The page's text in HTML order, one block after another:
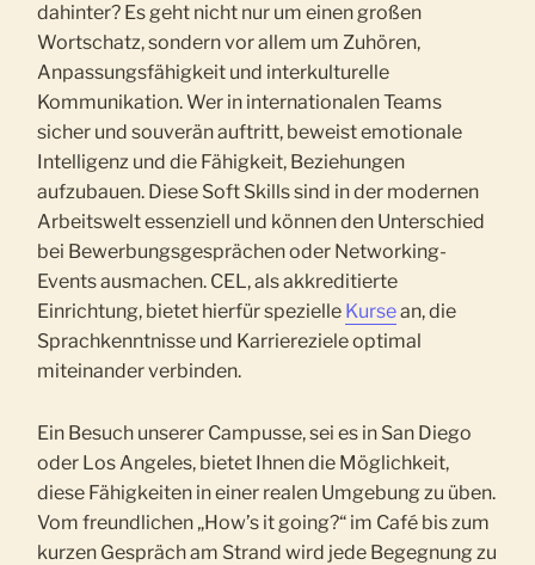
dahinter? Es geht nicht nur um einen großen
Wortschatz, sondern vor allem um Zuhören,
Anpassungsfähigkeit und interkulturelle
Kommunikation. Wer in internationalen Teams
sicher und souverän auftritt, beweist emotionale
Intelligenz und die Fähigkeit, Beziehungen
aufzubauen. Diese Soft Skills sind in der modernen
Arbeitswelt essenziell und können den Unterschied
bei Bewerbungsgesprächen oder Networking-
Events ausmachen. CEL, als akkreditierte
Einrichtung, bietet hierfür spezielle Kursean, die
Sprachkenntnisse und Karriereziele optimal
miteinander verbinden.
Ein Besuch unserer Campusse, sei es in San Diego
oder Los Angeles, bietet Ihnen die Möglichkeit,
diese Fähigkeiten in einer realen Umgebung zu üben.
Vom freundlichen „How’s it going?“ im Café bis zum
kurzen Gespräch am Strand wird jede Begegnung zu